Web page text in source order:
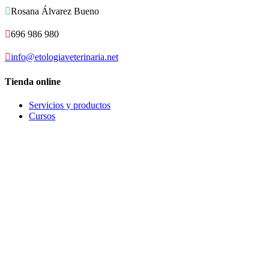
Rosana Álvarez Bueno
696 986 980
info@etologiaveterinaria.net
Tienda online
Servicios y productos
Cursos